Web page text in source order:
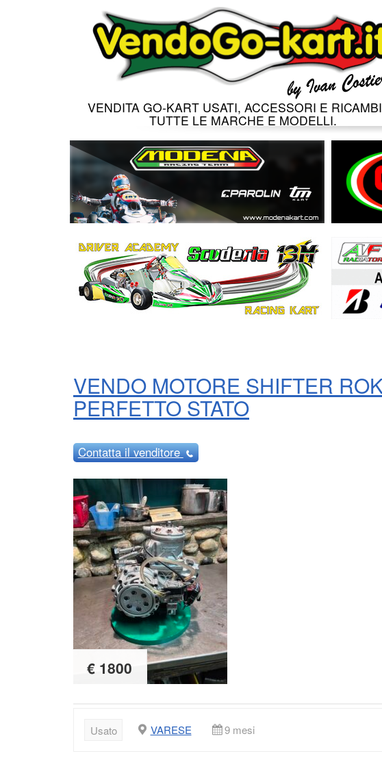
VENDITA GO-KART USATI, ACCESSORI E
TUTTE LE MARCHE E MODELLI.
VENDO MOTORE SHIFTER
PERFETTO STATO
Contattail venditore
€ 1800
Usato VARESE 9 mesi